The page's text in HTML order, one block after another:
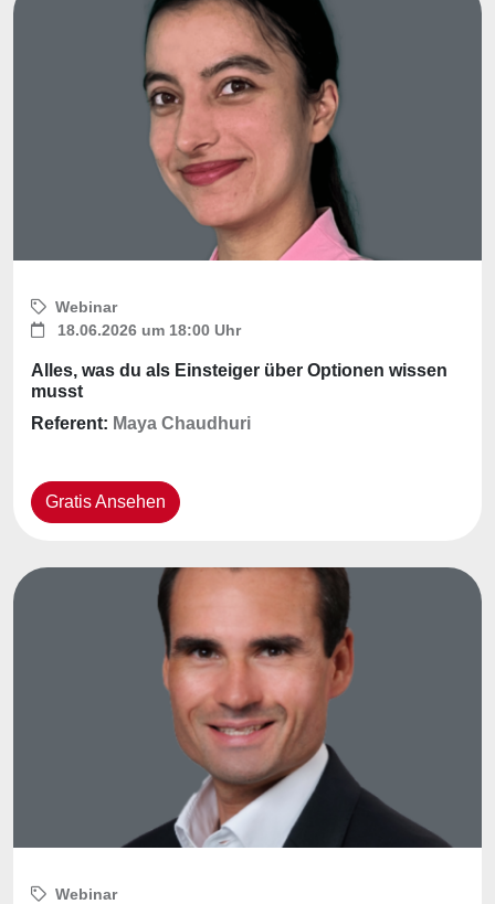
Webinar
18.06.2026 um 18:00 Uhr
Alles, was du als Einsteiger über Optionen wissen
musst
Referent: Maya Chaudhuri
Gratis Ansehen
Webinar